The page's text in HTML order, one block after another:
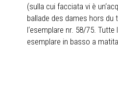
(sulla cui facciata vi è
ballade des dames hors du
l‘esemplare nr. 58/75.
esemplare in basso a